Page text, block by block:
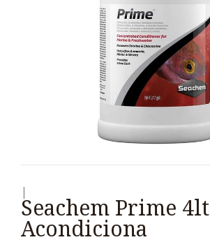
Seachem Prime 4lt
Acondiciona